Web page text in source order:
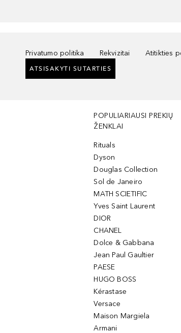
Privatumo politika Rekvizitai Atitikties
ATSISAKYTI SUTARTIES
POPULIARIAUSI PREKIŲ
ŽENKLAI
Rituals
Dyson
Douglas Collection
Sol de Janeiro
MATH SCIETIFIC
Yves Saint Laurent
DIOR
CHANEL
Dolce & Gabbana
Jean Paul Gaultier
PAESE
HUGO BOSS
Kérastase
Versace
Maison Margiela
Armani